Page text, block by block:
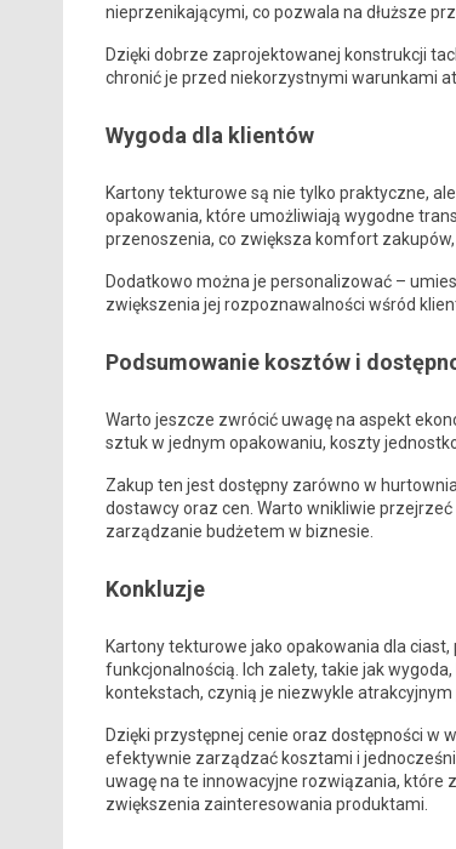
nieprzenikającymi, co pozwala na dłuższe
Dzięki dobrze zaprojektowanej konstrukcji
chronić je przed niekorzystnymi warunkami
Wygoda dla klientów
Kartony tekturowe są nie tylko praktyczne,
opakowania, które umożliwiają wygodne
przenoszenia, co zwiększa komfort
Dodatkowo można je personalizować –
zwiększenia jej rozpoznawalności wśród
Podsumowanie kosztów i
Warto jeszcze zwrócić uwagę na aspekt
sztuk w jednym opakowaniu, koszty
Zakup ten jest dostępny zarówno w
dostawcy oraz cen. Warto wnikliwie
zarządzanie budżetem w biznesie.
Konkluzje
Kartony tekturowe jako opakowania dla
funkcjonalnością. Ich zalety, takie jak
kontekstach, czynią je niezwykle atrakcyjnym
Dzięki przystępnej cenie oraz dostępności w
efektywnie zarządzać kosztami i
uwagę na te innowacyjne rozwiązania, które
zwiększenia zainteresowania produktami.